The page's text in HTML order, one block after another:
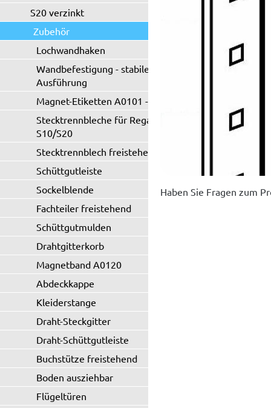
S20 verzinkt
Zubehör
Lochwandhaken
Wandbefestigung - stabile
Ausführung
Magnet-Etiketten A0101 - A0102
Stecktrennbleche für Regaltyp
S10/S20
Stecktrennblech freistehend
Schüttgutleiste
Sockelblende
Fachteiler freistehend
Schüttgutmulden
Drahtgitterkorb
Magnetband A0120
Abdeckkappe
Kleiderstange
Draht-Steckgitter
Draht-Schüttgutleiste
Buchstütze freistehend
Boden ausziehbar
Flügeltüren
Haben Sie Fragen zum